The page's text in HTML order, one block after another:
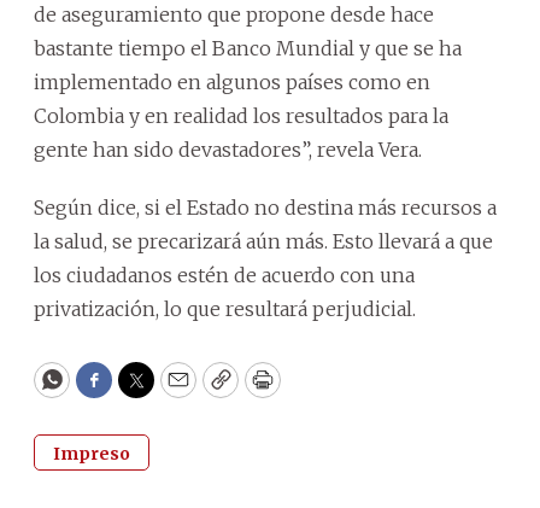
de aseguramiento que propone desde hace
bastante tiempo el Banco Mundial y que se ha
implementado en algunos países como en
Colombia y en realidad los resultados para la
gente han sido devastadores”, revela Vera.
Según dice, si el Estado no destina más recursos a
la salud, se precarizará aún más. Esto llevará a que
los ciudadanos estén de acuerdo con una
privatización, lo que resultará perjudicial.
WhatsApp
Facebook
Twitter
EmailCopyPrint
Impreso